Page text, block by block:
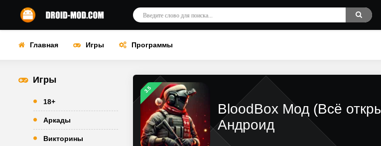
Главная Игры Программы
Игры
18+
Аркады
Викторины
3.5
BloodBox Мод (Всё
Андроид